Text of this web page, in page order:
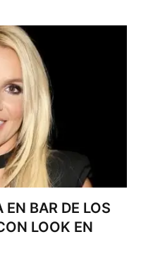
BAR DE LOS
LOOK EN